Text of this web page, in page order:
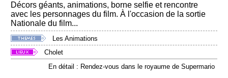
Décors géants, animations, borne selfie et rencontre
avec les personnages du film. À l'occasion de la sortie
Nationale du film...
Les Animations
Cholet
En détail : Rendez-vous dans le royaume de Supermario